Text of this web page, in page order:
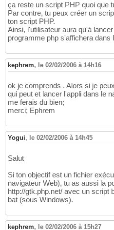
ça reste un script PHP quoi que
Par contre, tu peux créer un
ton script PHP.
Ainsi, l'utilisateur aura qu'à
programme php s'affichera dans
kephrem, le 02/02/2006 à 14h16
ok je comprends . Alors si je
qui peut et lancer l'appli dans le
me ferais du bien;
merci; Ephrem
Yogui, le 02/02/2006 à 14h45
Salut
Si ton objectif est un fichier
navigateur Web), tu as aussi la
http://gtk.php.net/ avec un script
bat (sous Windows).
kephrem, le 02/02/2006 à 15h27